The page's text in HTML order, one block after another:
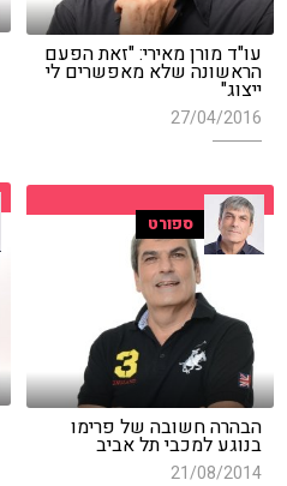
עו"ד מורן מאירי: "זאת הפעם
הראשונה שלא מאפשרים לי
ייצוג"
27/04/2016
ספורט
הבהרה חשובה של פרימו
בנוגע למכבי תל אביב
21/08/2014